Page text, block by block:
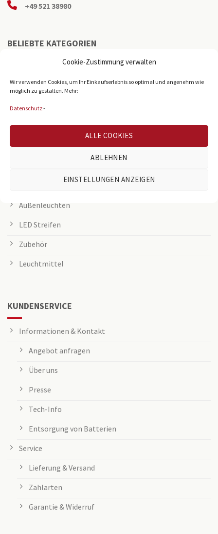
Cookie-Zustimmung verwalten
Wir verwenden Cookies, um Ihr Einkaufserlebnis so optimal und angenehm wie
möglich zu gestalten. Mehr:
Datenschutz-
ALLE COOKIES
ABLEHNEN
EINSTELLUNGEN ANZEIGEN
+49 521 38980
BELIEBTE KATEGORIEN
LED Panel
Rasterleuchten
Downlights
Deckenleuchten
Grow Lampen
Außenleuchten
LED Streifen
Zubehör
Leuchtmittel
KUNDENSERVICE
Informationen & Kontakt
Angebot anfragen
Über uns
Presse
Tech-Info
Entsorgung von Batterien
Service
Lieferung & Versand
Zahlarten
Garantie & Widerruf